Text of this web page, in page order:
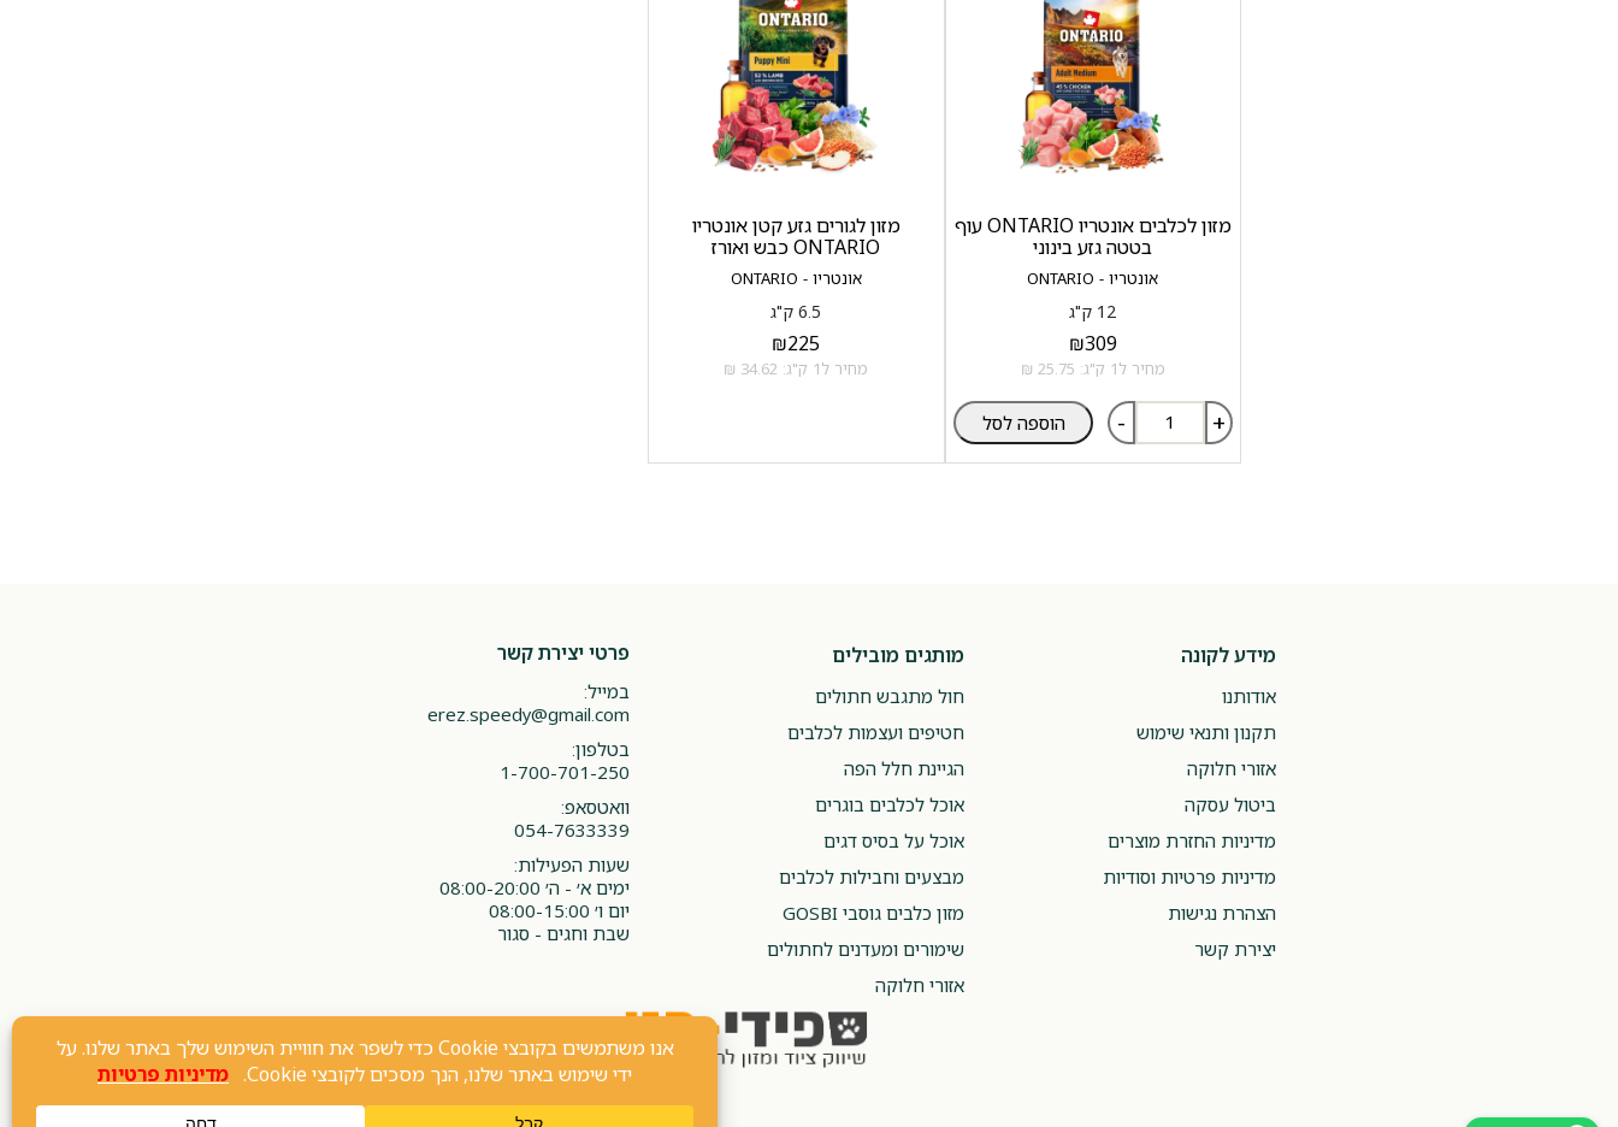
אונטריו - ONTARIO
מזון לכלבים אונטריו ONTARIO עוף
בטטה גזע בינוני
12 ק"ג
₪309
מחיר ל1 ק"ג: 25.75 ₪
- + הוספה לסל
אונטריו - ONTARIO
מזון לגורים גזע קטן אונטריו
ONTARIO כבש ואורז
6.5 ק"ג
₪225
מחיר ל1 ק"ג: 34.62 ₪
מידע לקונה
אודותנו
תקנון ותנאי שימוש
אזורי חלוקה
ביטול עסקה
מדיניות החזרת מוצרים
מדיניות פרטיות וסודיות
הצהרת נגישות
יצירת קשר
מותגים מובילים
חול מתגבש חתולים
חטיפים ועצמות לכלבים
הגיינת חלל הפה
אוכל לכלבים בוגרים
אוכל על בסיס דגים
מבצעים וחבילות לכלבים
מזון כלבים גוסבי GOSBI
שימורים ומעדנים לחתולים
אזורי חלוקה
פרטי יצירת קשר
במייל:
erez.speedy@gmail.com
בטלפון:
1-700-701-250
וואטסאפ:
054-7633339
שעות הפעילות:
ימים א׳ - ה׳ 08:00-20:00
יום ו׳ 08:00-15:00
שבת וחגים - סגור